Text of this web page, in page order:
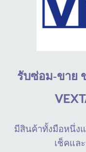
รับซ่อม-ขาย
มีสินค้าทั้งมือหนึ่ง
เช็คแล